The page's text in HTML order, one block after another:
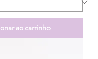
ao carrinho